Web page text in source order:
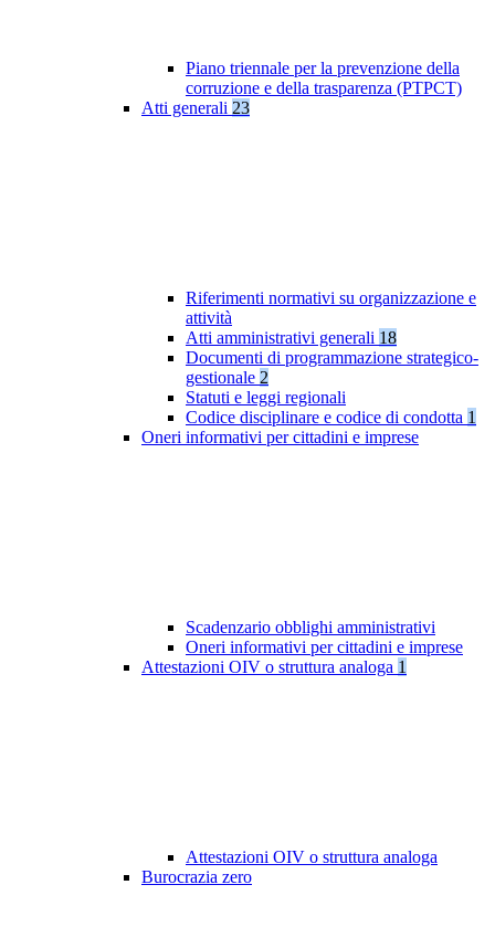
Piano triennale per la prevenzione della
corruzione e della trasparenza (PTPCT)
Atti generali 23
Riferimenti normativi su organizzazione e
attività
Atti amministrativi generali 18
Documenti di programmazione strategico-
gestionale 2
Statuti e leggi regionali
Codice disciplinare e codice di condotta 1
Oneri informativi per cittadini e imprese
Scadenzario obblighi amministrativi
Oneri informativi per cittadini e imprese
Attestazioni OIV o struttura analoga 1
Attestazioni OIV o struttura analoga
Burocrazia zero